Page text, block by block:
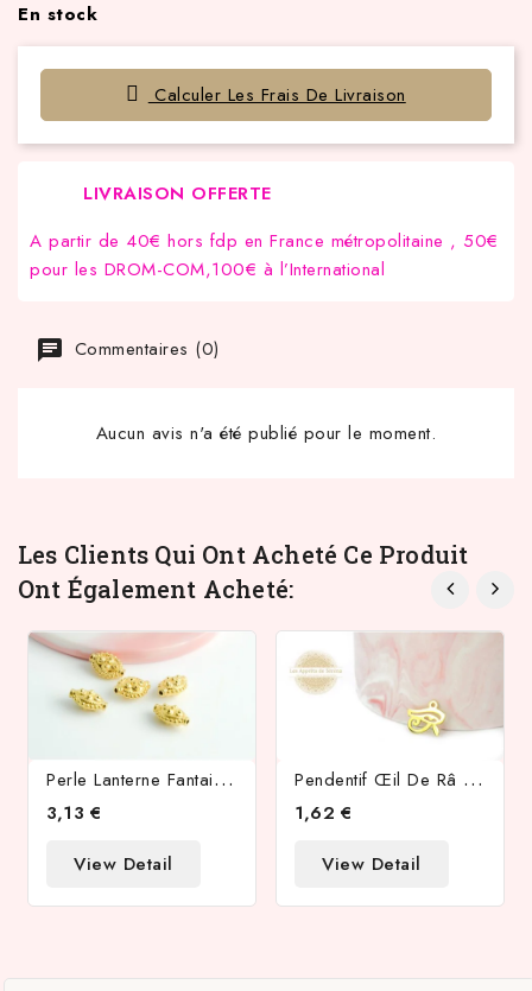
En stock
Calculer Les Frais De Livraison
LIVRAISON OFFERTE
A partir de 40€ hors fdp en France métropolitaine , 50€
pour les DROM-COM,100€ à l’International
Commentaires (0)
Aucun avis n'a été publié pour le moment.
Les Clients Qui Ont Acheté Ce Produit
Ont Également Acheté:
P
Erle Lanterne Fantaisie X2 En Acier Inoxydable Plaqué Or
3,13 €
View Detail
P
Endentif Œil De Râ Ou D'Horus Acier 201 Doré
1,62 €
View Detail